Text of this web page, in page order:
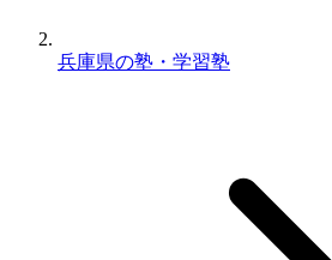
兵庫県の塾・学習塾